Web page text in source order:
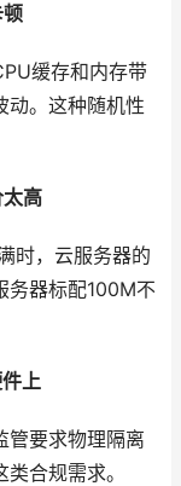
缓存和内存带
动。这种随机性
高
时，云服务器的
务器标配100M不
上
管要求物理隔离
合规需求。